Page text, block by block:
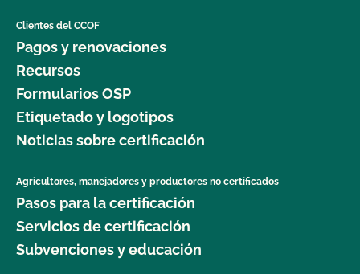
Clientes del CCOF
Pagos y renovaciones
Recursos
Formularios OSP
Etiquetado y logotipos
Noticias sobre certificación
Agricultores, manejadores y productores no certificados
Pasos para la certificación
Servicios de certificación
Subvenciones y educación